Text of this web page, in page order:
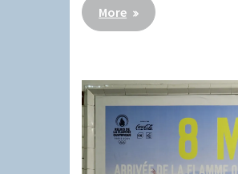
More